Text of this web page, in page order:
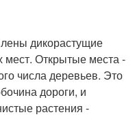
дикорастущие
мест. Открытые места -
числа деревьев. Это
дороги, и
растения -